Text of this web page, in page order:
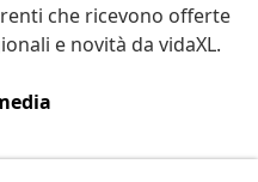
che ricevono offerte
e novità da vidaXL.